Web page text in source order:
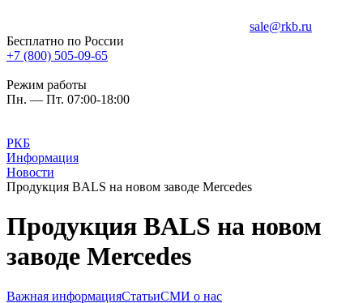
sale@rkb.ru
Бесплатно по России
+7 (800) 505-09-65
Режим работы
Пн. — Пт. 07:00-18:00
РКБ
Информация
Новости
Продукция BALS на новом заводе Mercedes
Продукция BALS на новом
заводе Mercedes
Важная информацияСтатьиСМИ о нас